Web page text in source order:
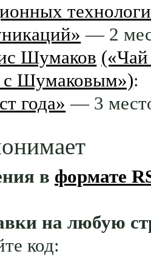
— 2
Шумаков
с Шумаковым»):
года» — 3
в формате
на любую
код: